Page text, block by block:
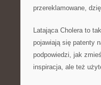
przereklamowane,
Latająca Cholera to
pojawiają się patenty
podpowiedzi, jak
inspiracja, ale też